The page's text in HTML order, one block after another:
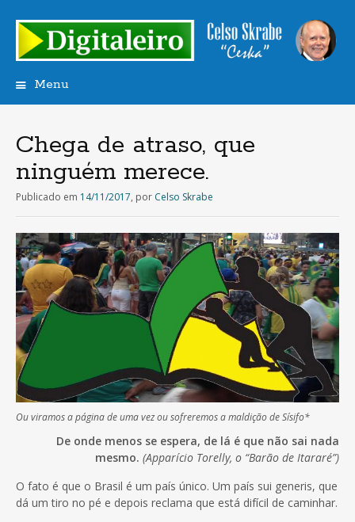
Menu
conteúdo
Chega de atraso, que
ninguém merece.
Publicado em 14/11/2017, por Celso Skrabe
Ou viramos a página de uma vez ou sofreremos a maldição de Sísifo*
De onde menos se espera, de lá é que não sai nada
mesmo. (Apparício Torelly, o “Barão de Itararé”)
O fato é que o Brasil é um país único. Um país sui generis, que
dá um tiro no pé e depois reclama que está difícil de caminhar.